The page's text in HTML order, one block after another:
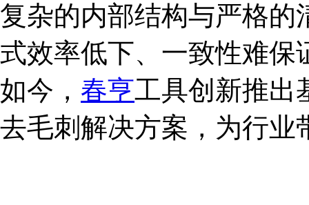
复杂的内部结构与严格的
式效率低下、一致性难保
如今， 春亨工具创新推出
去毛刺解决方案，为行业